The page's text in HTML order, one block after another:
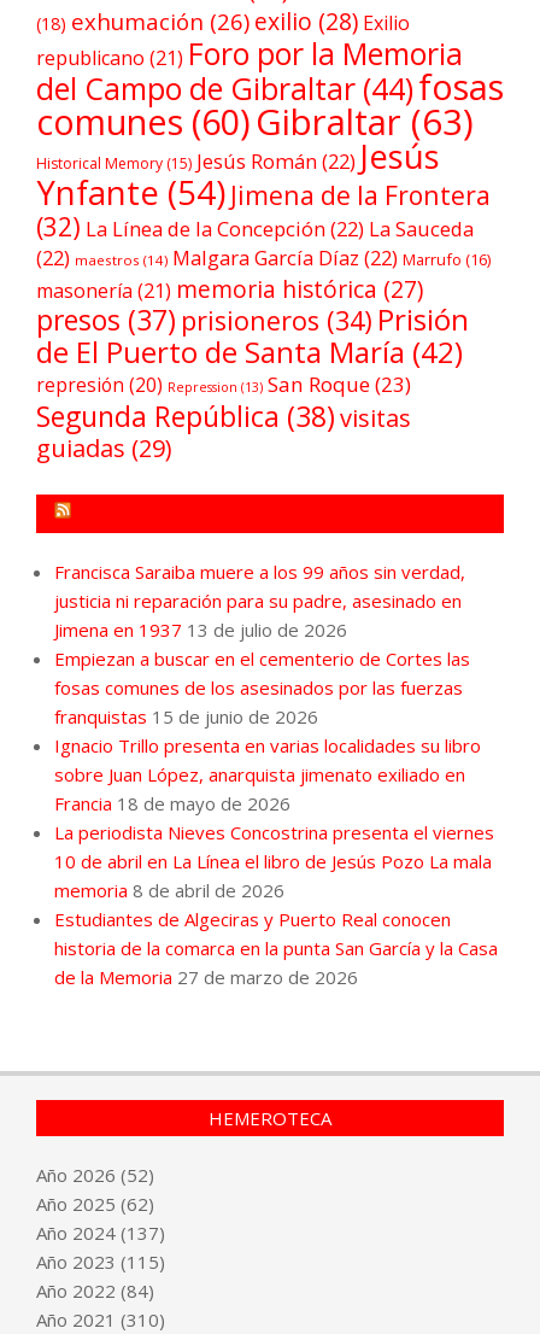
(18) exhumación (26) exilio (28) Exilio
republicano (21) Foro por la Memoria
del Campo de Gibraltar (44)fosas
comunes (60)Gibraltar(63)
Historical Memory (15) Jesús Román(22) Jesús
Ynfante (54) Jimena de la Frontera
(32) La Línea de la Concepción(22) La Sauceda
(22) maestros (14) Malgara García Díaz (22) Marrufo (16)
masonería (21) memoria histórica (27)
presos (37) prisioneros (34) Prisión
de El Puerto de Santa María (42)
represión (20) Repression (13) San Roque(23)
Segunda República (38)visitas
guiadas (29)
Francisca Saraiba muere a los 99 años sin verdad,
justicia ni reparación para su padre, asesinado en
Jimena en 1937 13 de julio de 2026
Empiezan a buscar en el cementerio de Cortes las
fosas comunes de los asesinados por las fuerzas
franquistas 15 de junio de 2026
Ignacio Trillo presenta en varias localidades su libro
sobre Juan López, anarquista jimenato exiliado en
Francia 18 de mayo de 2026
La periodista Nieves Concostrina presenta el viernes
10 de abril en La Línea el libro de Jesús Pozo La mala
memoria 8 de abril de 2026
Estudiantes de Algeciras y Puerto Real conocen
historia de la comarca en la punta San García y la Casa
de la Memoria 27 de marzo de 2026
HEMEROTECA
Año 2026 (52)
Año 2025 (62)
Año 2024 (137)
Año 2023 (115)
Año 2022 (84)
Año 2021 (310)